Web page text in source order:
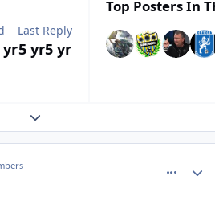
yr
Last Reply
5 yr5 yr
Top Posters In
Expand topic overview